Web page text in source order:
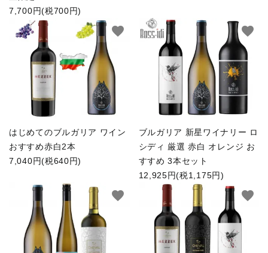
7,700円(税700円)
はじめてのブルガリア ワイン
おすすめ赤白2本
7,040円(税640円)
favorite
ブルガリア 新星ワイナリー ロ
シディ 厳選 赤白 オレンジ お
すすめ 3本セット
12,925円(税1,175円)
favorite
favorite favorite